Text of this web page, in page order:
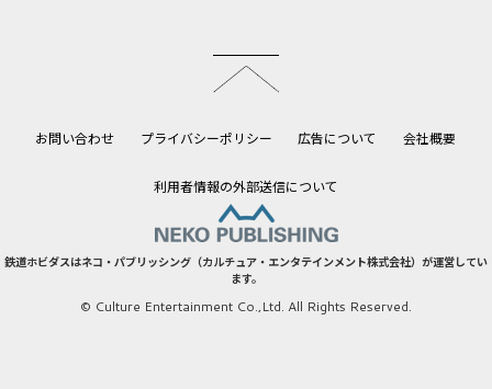
お問い合わせ プライバシーポリシー 広告について 会社概要
利用者情報の外部送信について
鉄道ホビダスはネコ・パブリッシング（カルチュア・エンタテインメント株式会社）が運営してい
ます。
© Culture Entertainment Co.,Ltd. All Rights Reserved.